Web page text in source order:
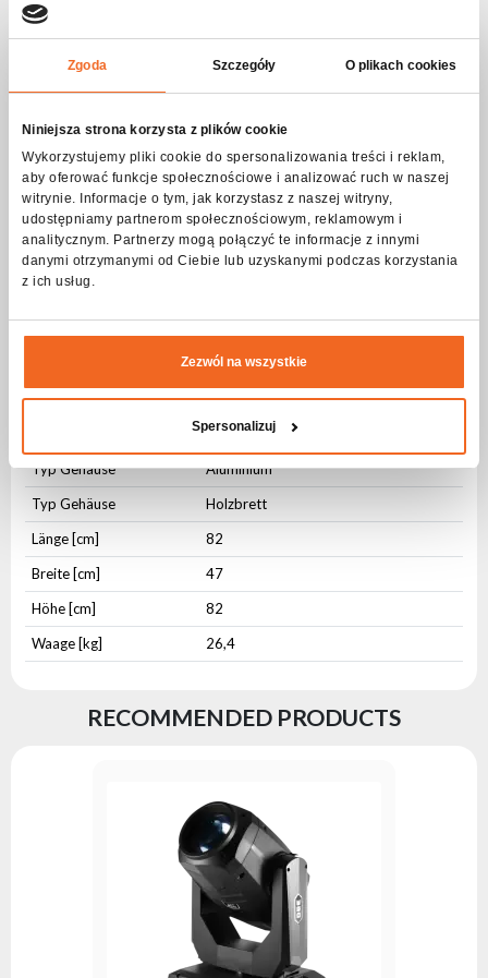
Zgoda Szczegóły O plikach cookies
Niniejsza strona korzysta z plików cookie
Wykorzystujemy pliki cookie do spersonalizowania treści i reklam,
aby oferować funkcje społecznościowe i analizować ruch w naszej
witrynie. Informacje o tym, jak korzystasz z naszej witryny,
udostępniamy partnerom społecznościowym, reklamowym i
analitycznym. Partnerzy mogą połączyć te informacje z innymi
danymi otrzymanymi od Ciebie lub uzyskanymi podczas korzystania
z ich usług.
Zezwól na wszystkie
Spersonalizuj
Dank der internen Trennwände sorgen Sie für eine sichere
sowie Kabeln und Zubehör.
Aluminiumprofilen mit Kugelecken verstärkt, die die Struktur
zusätzlich sichern und die Umgebung schützen, indem scharfe
Kanten vermieden werden. Es lässt sich auf einer Seite öffnen
und der entsprechende Neigungswinkel verhindert, dass der
obere Teil der Box herunterfällt, sodass ein einfacher und
bequemer Zugriff auf die gelagerten Gegenstände
gewährleistet ist. Der Innenraum mit Fächern ist mit weichem
technischem Schaumstoff ausgekleidet, der die gelagerten
Gegenstände perfekt vor Beschädigungen schützt.
CMY S/W/B
Physikalische Parameter
IP20
Typ Gehäuse
Aluminium
Typ Gehäuse
Holzbrett
Länge [cm]
82
Breite [cm]
47
Höhe [cm]
82
Waage [kg]
26,4
RECOMMENDED PRODUCTS